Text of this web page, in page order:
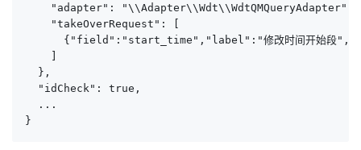
    "adapter": "\\Adapter\\Wdt\\WdtQMQueryAdapter",
    "takeOverRequest": [
{"field":"start_time","label":"修改时间开始段
  },
  "idCheck": true,
  ...
}